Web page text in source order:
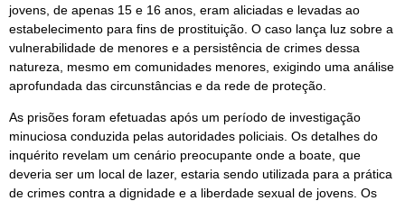
jovens, de apenas 15 e 16 anos, eram aliciadas e levadas ao
estabelecimento para fins de prostituição. O caso lança luz sobre a
vulnerabilidade de menores e a persistência de crimes dessa
natureza, mesmo em comunidades menores, exigindo uma análise
aprofundada das circunstâncias e da rede de proteção.
As prisões foram efetuadas após um período de investigação
minuciosa conduzida pelas autoridades policiais. Os detalhes do
inquérito revelam um cenário preocupante onde a boate, que
deveria ser um local de lazer, estaria sendo utilizada para a prática
de crimes contra a dignidade e a liberdade sexual de jovens. Os